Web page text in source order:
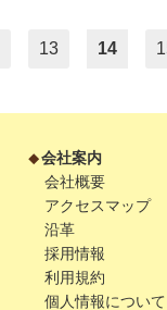
13 14
会社案内
会社概要
アクセスマップ
沿革
採用情報
利用規約
個人情報について